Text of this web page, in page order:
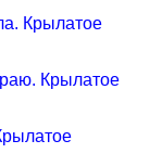
Крылатое
Крылатое